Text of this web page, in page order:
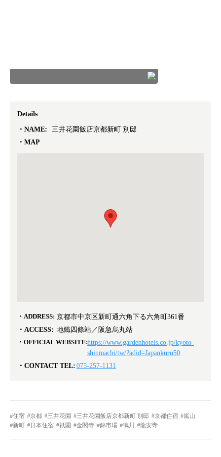
Details
NAME:
三井花園飯店京都新町 別邸
MAP
ADDRESS: 京都市中京区新町通六角下る六角町361番
ACCESS: 地鐵四條站／阪急烏丸站
OFFICIAL WEBSITE:https://www.gardenhotels.co.jp/kyoto-
shinmachi/tw/?adid=Japankuru50
CONTACT TEL: 075-257-1131
住宿 京都 三井花園 三井花園飯店京都新町 別邸 京都住宿
嵐山
新町
日本住宿 祇園 金閣寺 錦市場 鴨川 龍安寺